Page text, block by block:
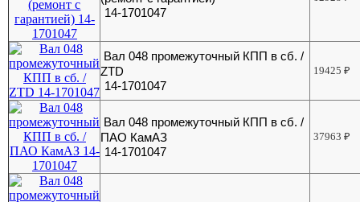
14-1701047
Вал 048 промежуточный КПП в сб. /
ZTD
14-1701047
19425₽
Вал 048 промежуточный КПП в сб. /
ПАО КамАЗ
14-1701047
37963₽